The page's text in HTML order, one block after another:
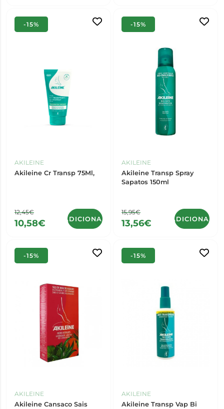
-15%
AKILEINE
Akileine Cr Transp 75Ml,
12,45€
10,58€ ADICIONAR
-15%
AKILEINE
Akileine Transp Spray
Sapatos 150ml
15,95€
13,56€ ADICIONAR
-15%
AKILEINE
Akileine Cansaco Sais
-15%
AKILEINE
Akileine Transp Vap Bi